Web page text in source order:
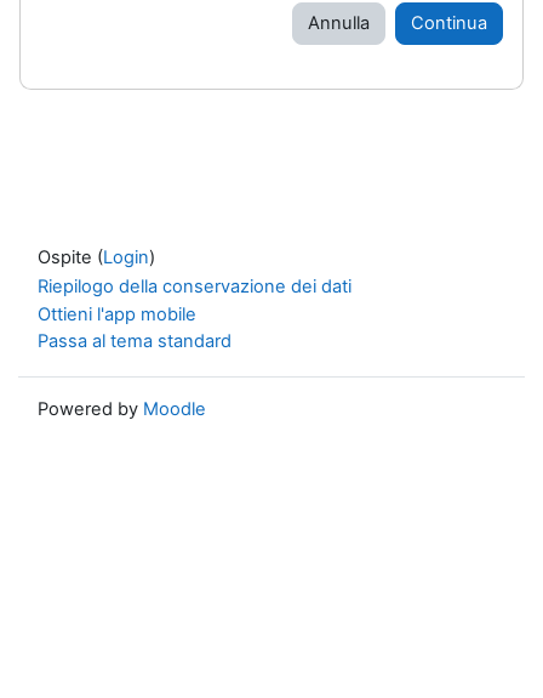
Annulla Continua
Ospite (Login)
Riepilogo della conservazione dei dati
Ottieni l'app mobile
Passa al tema standard
Powered by Moodle